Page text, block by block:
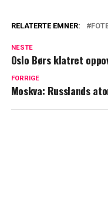
RELATERTE EMNER:
NESTE
Oslo Børs klatret
FORRIGE
Moskva: Russlands